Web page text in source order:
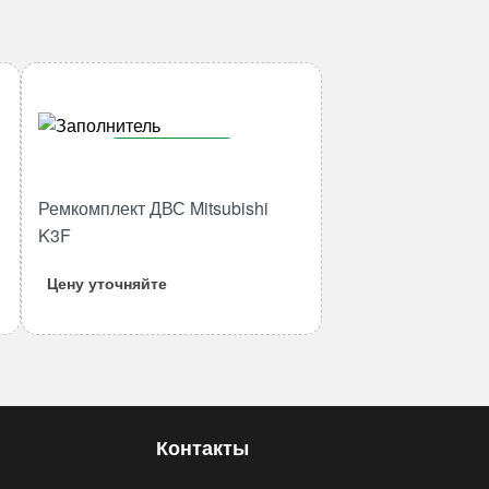
Количество
товара
Ремкомплект ДВС Mitsubishi
K3F
Цену уточняйте
Контакты